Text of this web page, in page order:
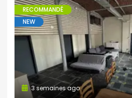
RECOMMANDÉ
NEW
3 semaines ago